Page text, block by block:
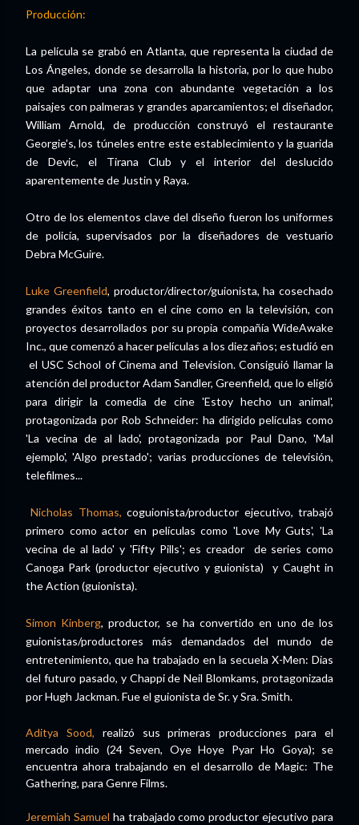
Producción:
La película se grabó en Atlanta, que representa la ciudad de
Los Ángeles, donde se desarrolla la historia, por lo que hubo
que adaptar una zona con abundante vegetación a los
paisajes con palmeras y grandes aparcamientos; el diseñador,
William Arnold, de producción construyó el restaurante
Georgie's, los túneles entre este establecimiento y la guarida
de Devic, el Tirana Club y el interior del deslucido
aparentemente de Justin y Raya.
Otro de los elementos clave del diseño fueron los uniformes
de policía, supervisados por la diseñadores de vestuario
Debra McGuire.
Luke Greenfield, productor/director/guionista, ha cosechado
grandes éxitos tanto en el cine como en la televisión, con
proyectos desarrollados por su propia compañía WideAwake
Inc., que comenzó a hacer películas a los diez años; estudió en
el USC School of Cinema and Television. Consiguió llamar la
atención del productor Adam Sandler, Greenfield, que lo eligió
para dirigir la comedia de cine 'Estoy hecho un animal',
protagonizada por Rob Schneider: ha dirigido películas como
'La vecina de al lado', protagonizada por Paul Dano, 'Mal
ejemplo', 'Algo prestado'; varias producciones de televisión,
telefilmes...
Nicholas Thomas, coguionista/productor ejecutivo, trabajó
primero como actor en películas como 'Love My Guts', 'La
vecina de al lado' y 'Fifty Pills'; es creador de series como
Canoga Park (productor ejecutivo y guionista) y Caught in
the Action (guionista).
Simon Kinberg, productor, se ha convertido en uno de los
guionistas/productores más demandados del mundo de
entretenimiento, que ha trabajado en la secuela X-Men: Dias
del futuro pasado, y Chappi de Neil Blomkams, protagonizada
por Hugh Jackman. Fue el guionista de Sr. y Sra. Smith.
Aditya Sood, realizó sus primeras producciones para el
mercado indio (24 Seven, Oye Hoye Pyar Ho Goya); se
encuentra ahora trabajando en el desarrollo de Magic: The
Gathering, para Genre Films.
Jeremiah Samuel ha trabajado como productor ejecutivo para